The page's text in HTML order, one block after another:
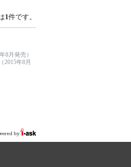
1件です。
8月発売）
2015年8月